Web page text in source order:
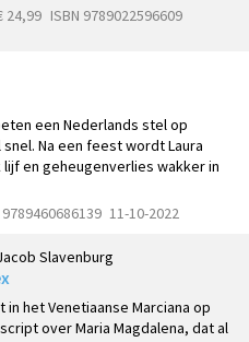
24,99 ISBN 9789022596609
een Nederlands stel op
Na een feest wordt Laura
en geheugenverlies wakker in
9789460686139 11-10-2022
Slavenburg
het Venetiaanse Marciana op
over Maria Magdalena, dat al